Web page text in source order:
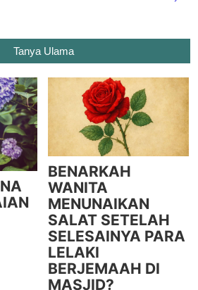
Tanya Ulama
BENARKAH
WANITA
MENUNAIKAN
SALAT SETELAH
SELESAINYA PARA
LELAKI
BERJEMAAH DI
MASJID?